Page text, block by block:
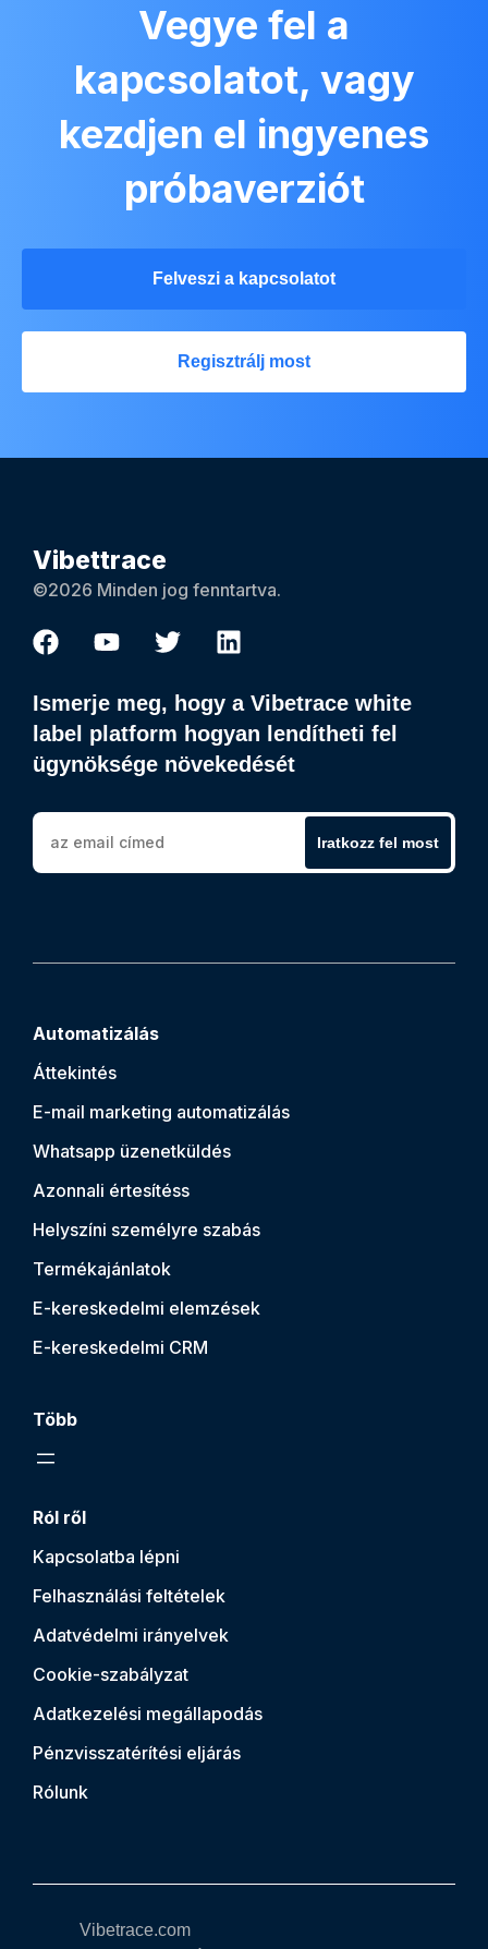
Vegye fel a
kapcsolatot, vagy
kezdjen el ingyenes
próbaverziót
Felveszi a kapcsolatot
Regisztrálj most
Vibettrace
©2026 Minden jog fenntartva.
Ismerje meg, hogy a Vibetrace white
label platform hogyan lendítheti fel
ügynöksége növekedését
Iratkozz fel most
Automatizálás
Áttekintés
E-mail marketing automatizálás
Whatsapp üzenetküldés
Azonnali értesítéss
Helyszíni személyre szabás
Termékajánlatok
E-kereskedelmi elemzések
E-kereskedelmi CRM
Több
Ról ről
Kapcsolatba lépni
Felhasználási feltételek
Adatvédelmi irányelvek
Cookie-szabályzat
Adatkezelési megállapodás
Pénzvisszatérítési eljárás
Rólunk
Vibetrace.com